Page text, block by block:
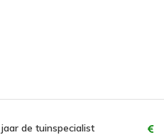
jaar de tuinspecialist